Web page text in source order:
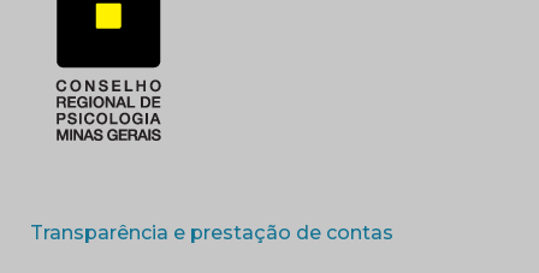
Transparência e prestação de contas